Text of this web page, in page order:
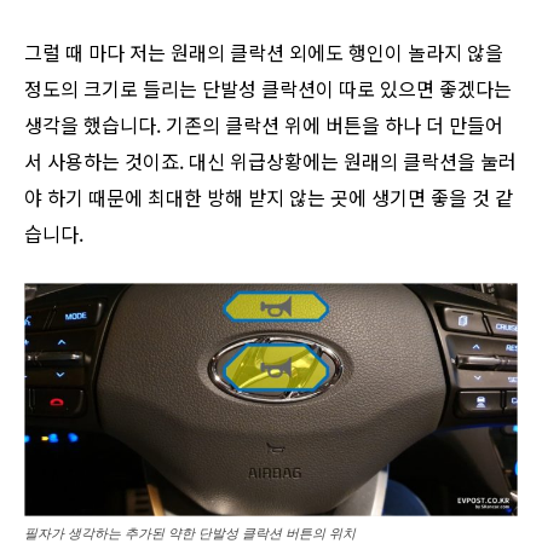
그럴 때 마다 저는 원래의 클락션 외에도 행인이 놀라지 않을
정도의 크기로 들리는 단발성 클락션이 따로 있으면 좋겠다는
생각을 했습니다. 기존의 클락션 위에 버튼을 하나 더 만들어
서 사용하는 것이죠. 대신 위급상황에는 원래의 클락션을 눌러
야 하기 때문에 최대한 방해 받지 않는 곳에 생기면 좋을 것 같
습니다.
필자가 생각하는 추가된 약한 단발성 클락션 버튼의 위치